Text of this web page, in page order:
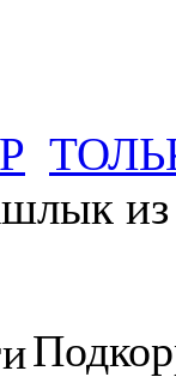
из